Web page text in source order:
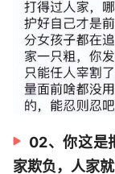
02、你这是
家欺负，人家就